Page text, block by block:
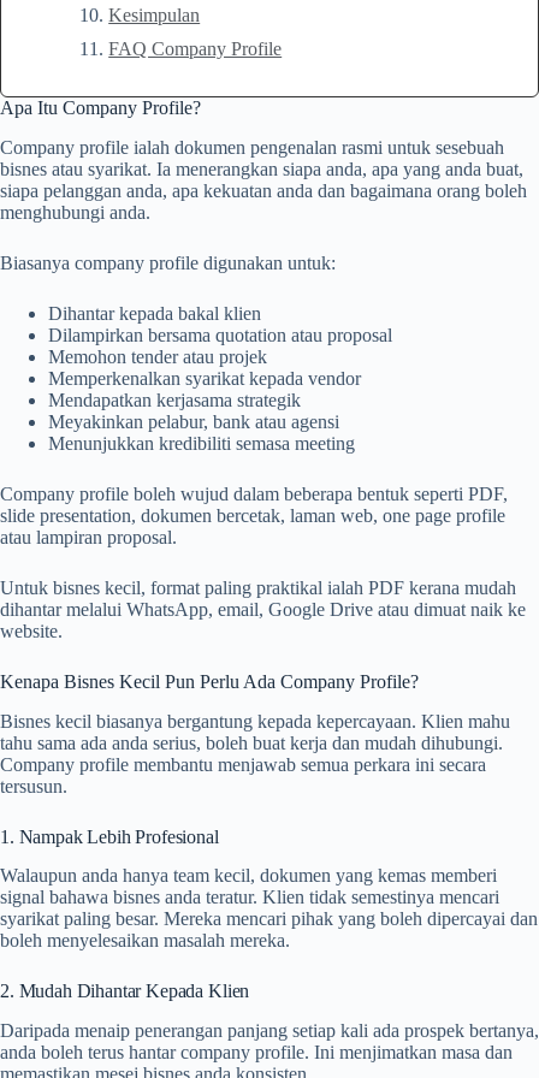
Kesimpulan
FAQ Company Profile
Apa Itu Company Profile?
Company profile ialah dokumen pengenalan rasmi untuk sesebuah
bisnes atau syarikat. Ia menerangkan siapa anda, apa yang anda buat,
siapa pelanggan anda, apa kekuatan anda dan bagaimana orang boleh
menghubungi anda.
Biasanya company profile digunakan untuk:
Dihantar kepada bakal klien
Dilampirkan bersama quotation atau proposal
Memohon tender atau projek
Memperkenalkan syarikat kepada vendor
Mendapatkan kerjasama strategik
Meyakinkan pelabur, bank atau agensi
Menunjukkan kredibiliti semasa meeting
Company profile boleh wujud dalam beberapa bentuk seperti PDF,
slide presentation, dokumen bercetak, laman web, one page profile
atau lampiran proposal.
Untuk bisnes kecil, format paling praktikal ialah PDF kerana mudah
dihantar melalui WhatsApp, email, Google Drive atau dimuat naik ke
website.
Kenapa Bisnes Kecil Pun Perlu Ada Company Profile?
Bisnes kecil biasanya bergantung kepada kepercayaan. Klien mahu
tahu sama ada anda serius, boleh buat kerja dan mudah dihubungi.
Company profile membantu menjawab semua perkara ini secara
tersusun.
1. Nampak Lebih Profesional
Walaupun anda hanya team kecil, dokumen yang kemas memberi
signal bahawa bisnes anda teratur. Klien tidak semestinya mencari
syarikat paling besar. Mereka mencari pihak yang boleh dipercayai dan
boleh menyelesaikan masalah mereka.
2. Mudah Dihantar Kepada Klien
Daripada menaip penerangan panjang setiap kali ada prospek bertanya,
anda boleh terus hantar company profile. Ini menjimatkan masa dan